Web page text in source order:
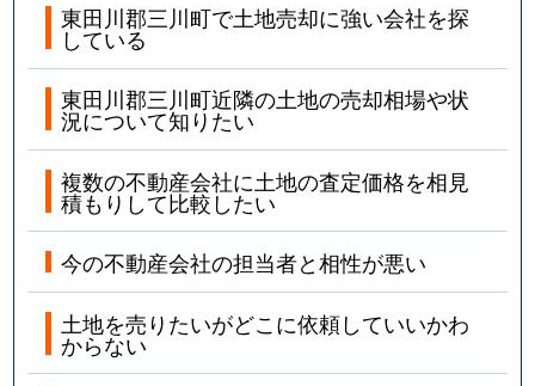
東田川郡三川町で土地売却に強い会社を探
している
東田川郡三川町近隣の土地の売却相場や状
況について知りたい
複数の不動産会社に土地の査定価格を相見
積もりして比較したい
今の不動産会社の担当者と相性が悪い
土地を売りたいがどこに依頼していいかわ
からない